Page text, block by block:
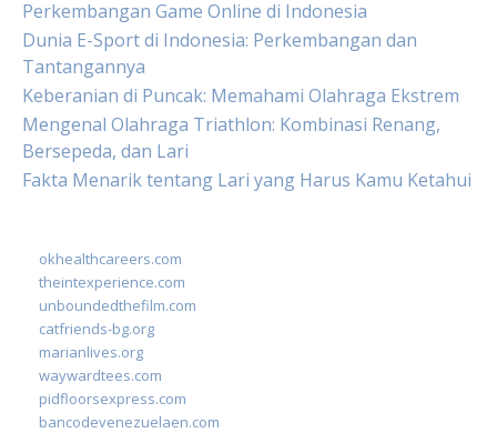
Perkembangan Game Online di Indonesia
Dunia E-Sport di Indonesia: Perkembangan dan
Tantangannya
Keberanian di Puncak: Memahami Olahraga Ekstrem
Mengenal Olahraga Triathlon: Kombinasi Renang,
Bersepeda, dan Lari
Fakta Menarik tentang Lari yang Harus Kamu Ketahui
okhealthcareers.com
theintexperience.com
unboundedthefilm.com
catfriends-bg.org
marianlives.org
waywardtees.com
pidfloorsexpress.com
bancodevenezuelaen.com